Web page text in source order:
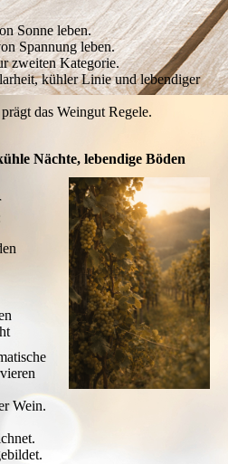
Sonne leben.
Spannung leben.
zweiten Kategorie.
kühler Linie und lebendiger
das Weingut Regele.
Nächte, lebendige Böden
Wein.